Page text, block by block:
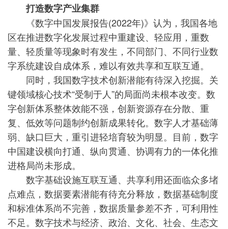
打造数字产业集群
《数字中国发展报告(2022年)》认为，我国各地
区在推进数字化发展过程中重建设、轻应用，重数
量、轻质量等现象时有发生，不同部门、不同行业数
字系统建设自成体系，难以有效共享和互联互通。
同时，我国数字技术创新潜能有待深入挖掘。关
键领域核心技术“受制于人”的局面尚未根本改变。数
字创新体系整体效能不强，创新资源存在分散、重
复、低效等问题制约创新成果转化。数字人才基础薄
弱、缺口巨大，重引进轻培育较为明显。目前，数字
中国建设横向打通、纵向贯通、协调有力的一体化推
进格局尚未形成。
数字基础设施互联互通、共享利用还面临众多堵
点难点，数据要素潜能有待充分释放，数据基础制度
和标准体系尚不完善，数据质量参差不齐，可利用性
不足。数字技术与经济、政治、文化、社会、生态文